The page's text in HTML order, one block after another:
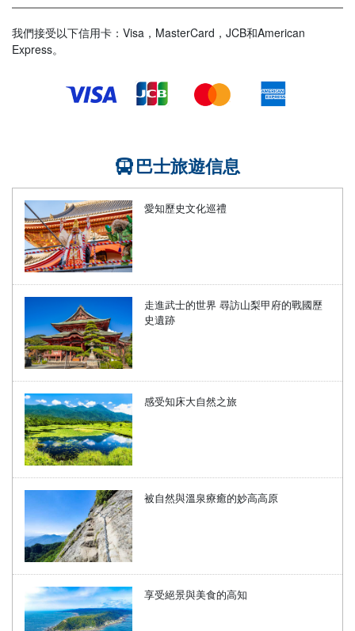
我們接受以下信用卡：Visa，MasterCard，JCB和American
Express。
巴士旅遊信息
愛知歷史文化巡禮
走進武士的世界 尋訪山梨甲府的戰國歷
史遺跡
感受知床大自然之旅
被自然與溫泉療癒的妙高高原
享受絕景與美食的高知